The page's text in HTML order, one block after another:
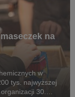
na
w
tys. najwyższej
30.